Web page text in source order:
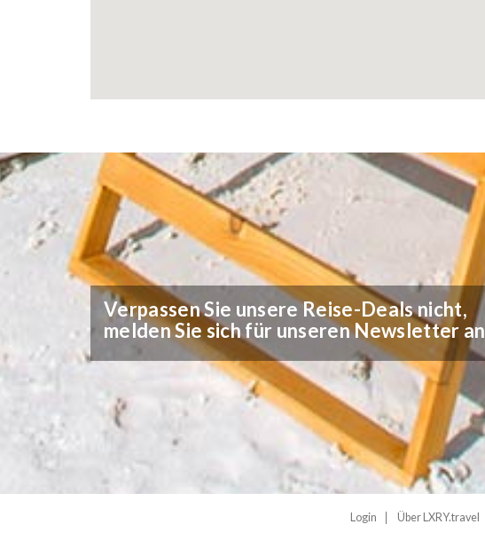
Verpassen Sie unsere Reise-Deals nicht,
melden Sie sich für unseren Newsletter an
Login Über LXRY.travel